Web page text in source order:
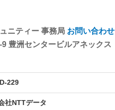
ニティー 事務局 お問い合わ
豊洲センタービルアネックス
229
社NTTデータ